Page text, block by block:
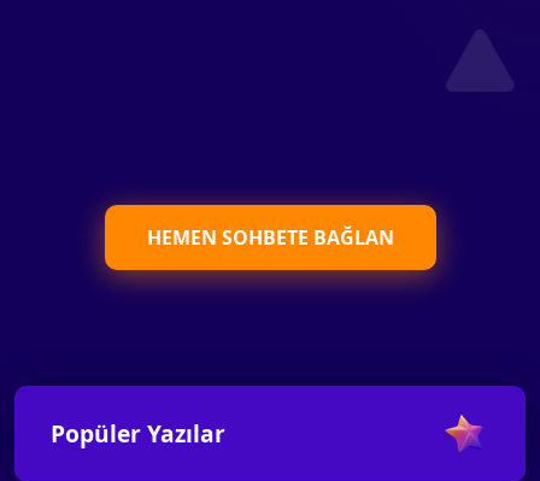
HEMEN SOHBETE BAĞLAN
Popüler Yazılar